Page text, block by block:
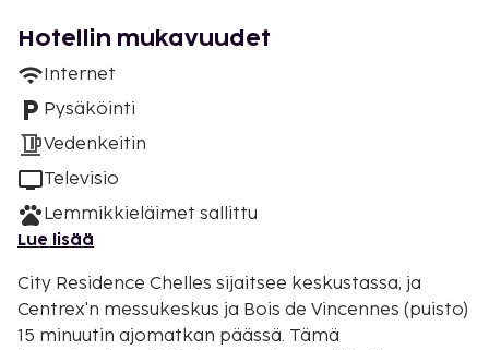
Hotellin mukavuudet
Internet
Pysäköinti
Vedenkeitin
Televisio
Lemmikkieläimet sallittu
Lue lisää
City Residence Chelles sijaitsee keskustassa, ja
Centrex'n messukeskus ja Bois de Vincennes (puisto)
15 minuutin ajomatkan päässä. Tämä